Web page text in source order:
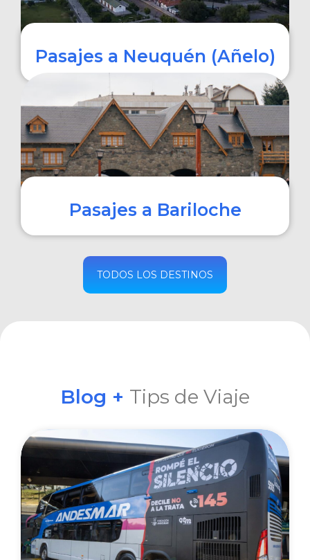
Pasajes a Neuquén (Añelo)
COMPRAR
Pasajes a Bariloche
COMPRAR
TODOS LOS DESTINOS
Blog + Tips de Viaje